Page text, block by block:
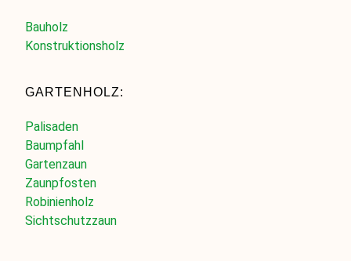
Bauholz
Konstruktionsholz
GARTENHOLZ:
Palisaden
Baumpfahl
Gartenzaun
Zaunpfosten
Robinienholz
Sichtschutzzaun